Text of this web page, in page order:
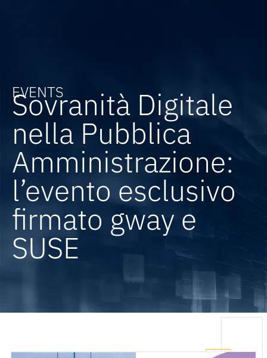
EVENTS
Sovranità Digitale
nella Pubblica
Amministrazione:
l’evento esclusivo
firmato gway e
SUSE